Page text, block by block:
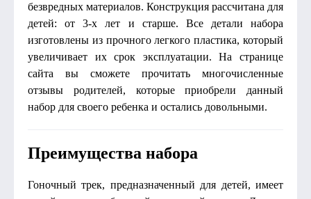
безвредных материалов. Конструкция рассчитана для
детей: от 3-х лет и старше. Все детали набора
изготовлены из прочного легкого пластика, который
увеличивает их срок эксплуатации. На странице
сайта вы сможете прочитать многочисленные
отзывы родителей, которые приобрели данный
набор для своего ребенка и остались довольными.
Преимущества набора
Гоночный трек, предназначенный для детей, имеет